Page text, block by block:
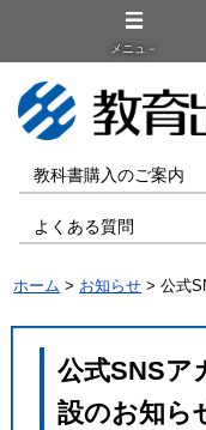
メニュ－
教科書購入のご案内
よくある質問
ホーム > お知らせ > 公式
公式SNSア
設のお知ら